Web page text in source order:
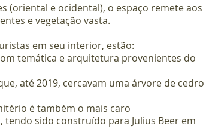
(oriental e ocidental), o espaço remete aos
e vegetação vasta.
em seu interior, estão:
temática e arquitetura provenientes do
até 2019, cercavam uma árvore de cedro
é também o mais caro
sido construído para Julius Beer em